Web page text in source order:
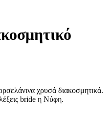
χρυσά διακοσμητικά.
bride η Νύφη.